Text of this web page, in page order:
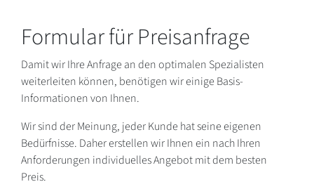
Formular für Preisanfrage
Damit wir Ihre Anfrage an den optimalen Spezialisten
weiterleiten können, benötigen wir einige Basis-
Informationen von Ihnen.
Wir sind der Meinung, jeder Kunde hat seine eigenen
Bedürfnisse. Daher erstellen wir Ihnen ein nach Ihren
Anforderungen individuelles Angebot mit dem besten
Preis.